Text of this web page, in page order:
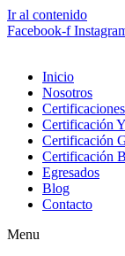
Ir al contenido
Facebook-f
Inicio
Nosotros
Certificación
Certificación
Certificación
Egresados
Blog
Contacto
Menu